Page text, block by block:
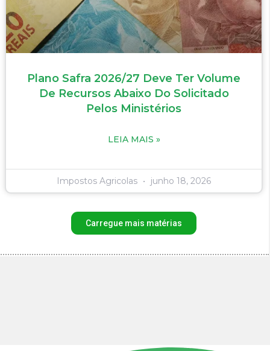
Plano Safra 2026/27 Deve Ter Volume
De Recursos Abaixo Do Solicitado
Pelos Ministérios
LEIA MAIS »
Impostos Agricolas junho 18, 2026
Carregue mais matérias